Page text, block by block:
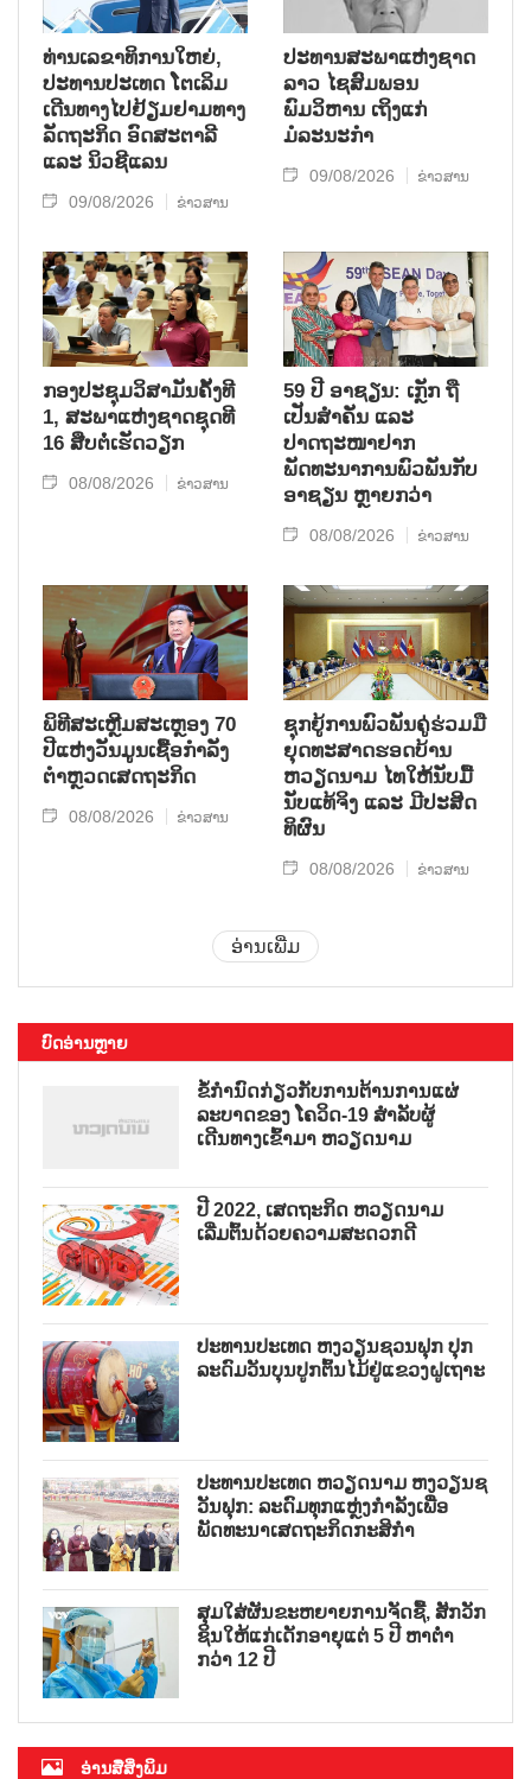
ທ່ານເລຂາທິການໃຫຍ່,
ປະທານປະເທດ ໂຕເລິມ
ເດີນທາງໄປຢ້ຽມຢາມທາງ
ລັດຖະກິດ ອົດສະຕາລີ
ແລະ ນິວຊີແລນ
09/08/2026 ຂ່າວສານ
ປະທານສະພາແຫ່ງຊາດ
ລາວ ໄຊສົມພອນ
ພົມວິຫານ ເຖິງແກ່
ມໍລະນະກຳ
09/08/2026 ຂ່າວສານ
ກອງປະຊຸມວິສາມັນຄັ້ງທີ
1, ສະພາແຫ່ງຊາດຊຸດທີ
16 ສືບຕໍ່ເຮັດວຽກ
08/08/2026 ຂ່າວສານ
59 ປີ ອາຊຽນ: ເກຼັກ ຖື
ເປັນສຳຄັນ ແລະ
ປາດຖະໜາຢາກ
ພັດທະນາການພົວພັນກັບ
ອາຊຽນ ຫຼາຍກວ່າ
08/08/2026 ຂ່າວສານ
ພິທີສະເຫຼີມສະເຫຼອງ 70
ປີແຫ່ງວັນມູນເຊື້ອກຳລັງ
ຕຳຫຼວດເສດຖະກິດ
08/08/2026 ຂ່າວສານ
ຊຸກ​ຍູ້​ການ​ພົວ​ພັນ​ຄູ່​ຮ່ວມ​ມື​
ຍຸດ​ທະ​ສາດ​ຮອດ​ບ້ານ
ຫວຽດ​ນາມ ໄທ​ໃຫ້​ນັບ​ມື້​
ນັບ​ແທ້​ຈິງ ແລະ ມີ​ປະ​ສິດ​
ທິ​ຜົນ
08/08/2026 ຂ່າວສານ
ອ່ານເພີ່ມ
ບົດອ່ານຫຼາຍ
ຂໍ້ກຳນົດກ່ຽວກັບການຕ້ານການແຜ່
ລະບາດຂອງ ໂຄວິດ-19 ສຳລັບຜູ້
ເດີນທາງເຂົ້າມາ ຫວຽດນາມ
ປີ 2022, ເສດຖະກິດ ຫວຽດນາມ
ເລີ່ມຕົ້ນດ້ວຍຄວາມສະດວກດີ
ປະທານປະເທດ ຫງວຽນຊວນຟຸກ ປຸກ
ລະດົມວັນບຸນປູກຕົ້ນໄມ້ຢູ່ແຂວງຝູເຖາະ
ປະທານປະເທດ ຫວຽດນາມ ຫງວຽນຊ
ວັນຟຸກ: ລະດົມທຸກແຫຼ່ງກຳລັງເພື່ອ
ພັດທະນາເສດຖະກິດກະສິກຳ
ສຸມໃສ່ຜັນຂະຫຍາຍການຈັດຊື້, ສັກວັກ
ຊິນໃຫ້ແກ່ເດັກອາຍຸແຕ່ 5 ປີ ຫາຕ່ຳ
ກວ່າ 12 ປີ
ອ່ານສື່ສິ່ງພິມ